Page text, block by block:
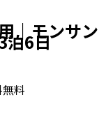
｜モンサン
泊6日
料